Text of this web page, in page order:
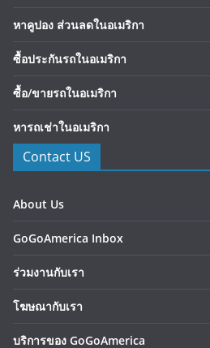
หาคูปอง ส่วนลดในอเมริกา
ซื้อประกันรถในอเมริกา
ซื้อ/ขายรถในอเมริกา
หารถเช่าในอเมริกา
Contact US
About Us
GoGoAmerica Inbox
ร่วมงานกับเรา
โฆษณากับเรา
บริการของ GoGoAmerica